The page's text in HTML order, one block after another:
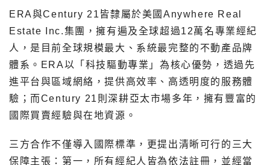
ERA與Century 21皆隸屬於美國Anywhere Real
Estate Inc.集團，擁有遍及全球超過12萬名專業經紀
人，是目前全球規模最大、系統最完整的不動產品牌
體系。ERA以「科技驅動專業」為核心優勢，透過先
進平台與區域網絡，提供高效率、高透明度的服務體
驗；而Century 21則深耕亞太市場多年，擁有豐富的
國際買賣經驗與在地資源。
三方合作不僅導入國際標準，更提出清晰可行的三大
保障主張：第一，所有經紀人皆為依法註冊，並經當